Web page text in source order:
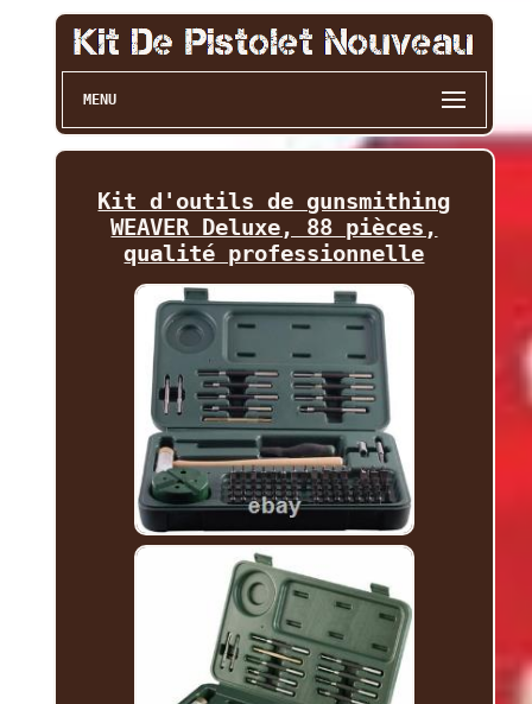
MENU
Kit d'outils de gunsmithing
WEAVER Deluxe, 88 pièces,
qualité professionnelle